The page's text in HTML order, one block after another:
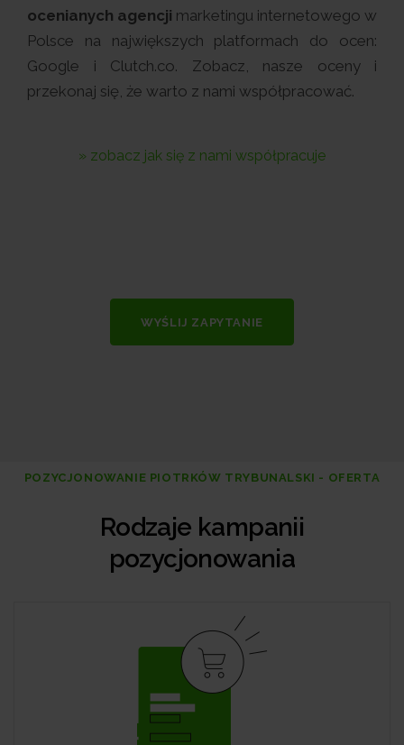
ocenianych agencji marketingu internetowego w
Polsce na największych platformach do ocen:
Google i Clutch.co. Zobacz, nasze oceny i
przekonaj się, że warto z nami współpracować.
» zobacz jak się z nami współpracuje
WYŚLIJ ZAPYTANIE
POZYCJONOWANIE PIOTRKÓW TRYBUNALSKI - OFERTA
Rodzaje kampanii
pozycjonowania